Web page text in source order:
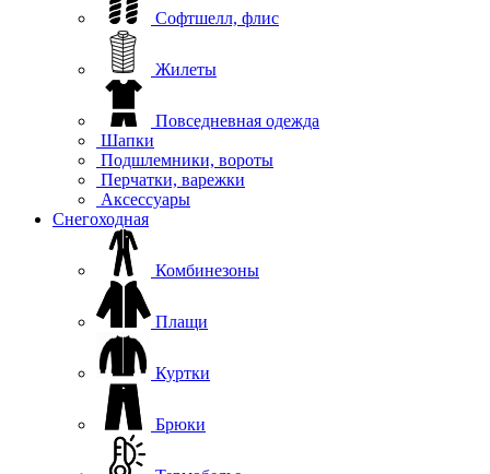
Софтшелл, флис
Жилеты
Повседневная одежда
Шапки
Подшлемники, вороты
Перчатки, варежки
Аксессуары
Снегоходная
Комбинезоны
Плащи
Куртки
Брюки